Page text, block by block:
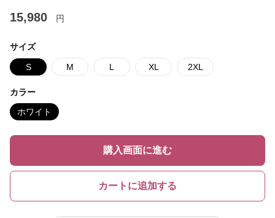
15,980 円
サイズ
S M L XL 2XL
カラー
ホワイト
購入画面に進む
カートに追加する